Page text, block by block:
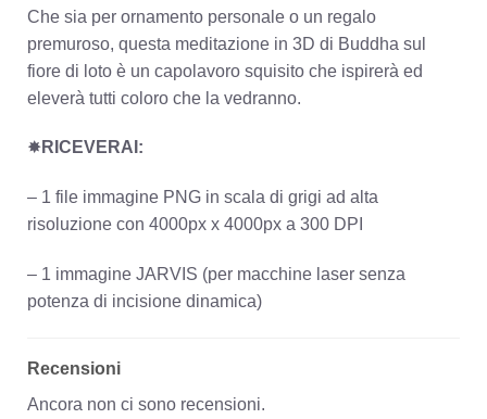
Che sia per ornamento personale o un regalo
premuroso, questa meditazione in 3D di Buddha sul
fiore di loto è un capolavoro squisito che ispirerà ed
eleverà tutti coloro che la vedranno.
✸RICEVERAI:
– 1 file immagine PNG in scala di grigi ad alta
risoluzione con 4000px x 4000px a 300 DPI
– 1 immagine JARVIS (per macchine laser senza
potenza di incisione dinamica)
Recensioni
Ancora non ci sono recensioni.